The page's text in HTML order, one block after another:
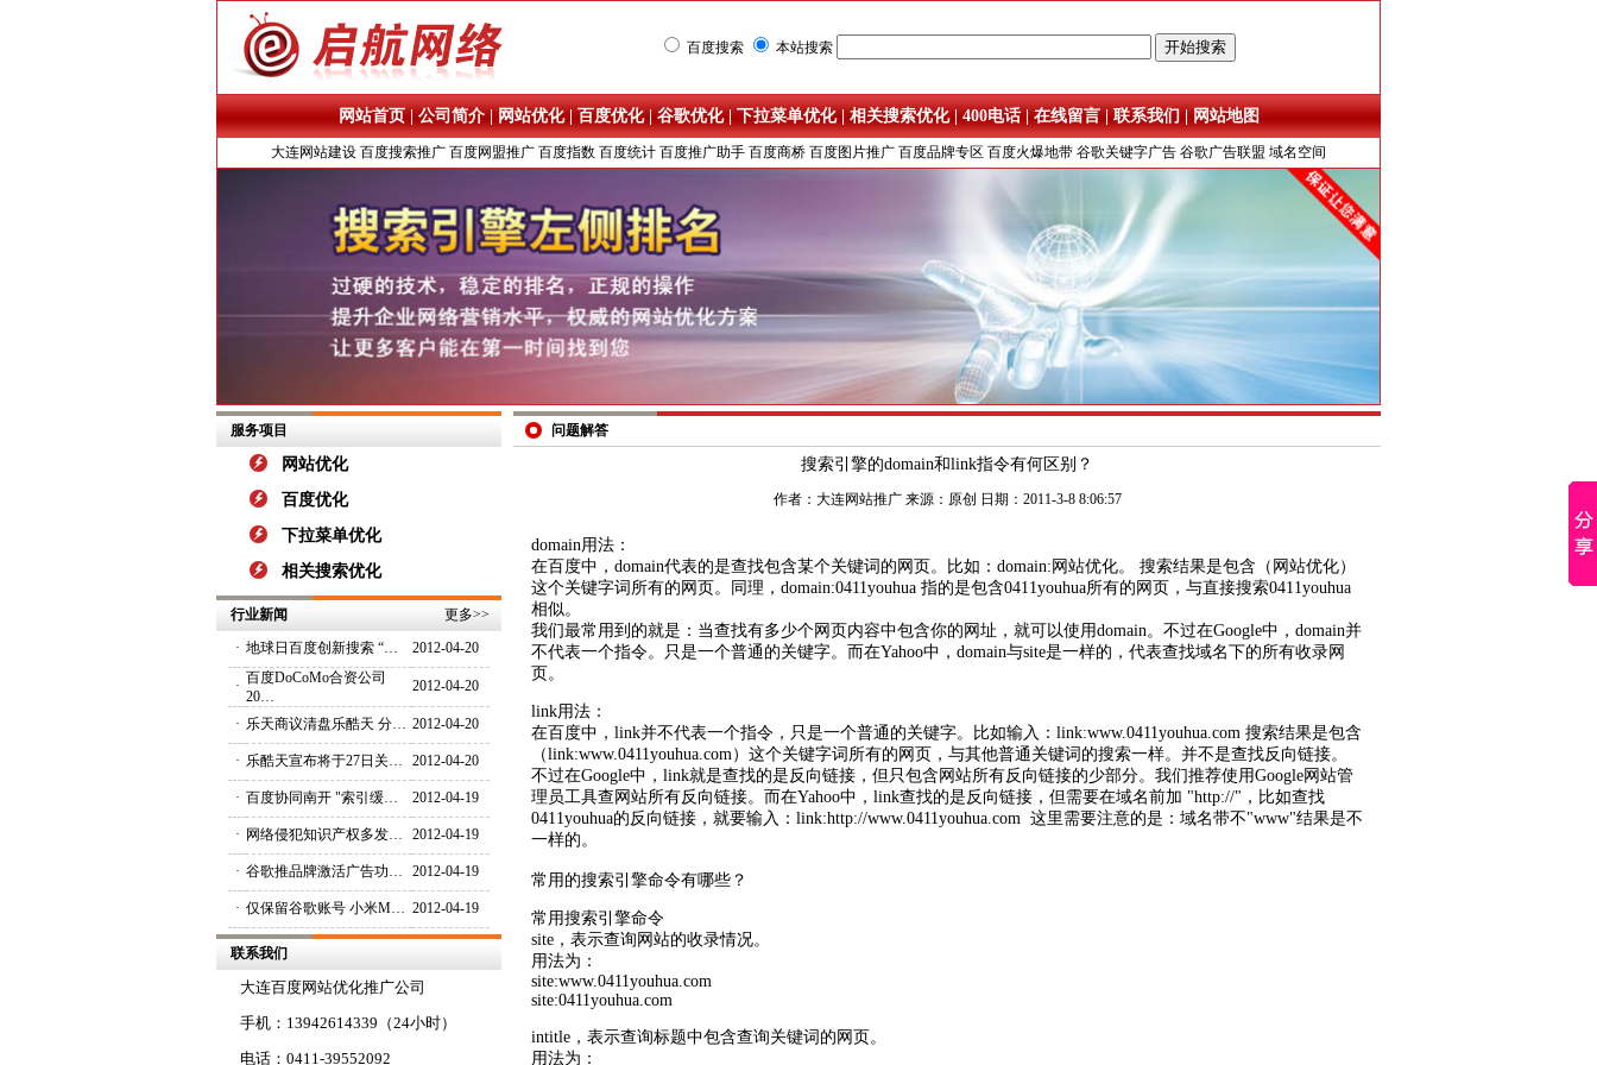
百度搜索 本站搜索
网站首页| 公司简介| 网站优化| 百度优化| 谷歌优化| 下拉菜单优化| 相关搜索优化| 400电话| 在线留言| 联系我们 网站地图
大连网站建设 百度搜索推广 百度网盟推广 百度指数 百度统计 百度推广助手 百度商桥 百度图片推广 百度品牌专区 百度火爆地带 谷歌关键字广告 谷歌广告联盟 域名空间
服务项目
网站优化
百度优化
下拉菜单优化
相关搜索优化
行业新闻 更多>>
· 地球日百度创新搜索 “… 2012-04-20
· 百度DoCoMo合资公司
20…
2012-04-20
· 乐天商议清盘乐酷天 分… 2012-04-20
· 乐酷天宣布将于27日关… 2012-04-20
· 百度协同南开 "索引缓… 2012-04-19
· 网络侵犯知识产权多发… 2012-04-19
· 谷歌推品牌激活广告功… 2012-04-19
· 仅保留谷歌账号 小米M… 2012-04-19
联系我们
大连百度网站优化推广公司
手机：13942614339（24小时）
电话：0411-39552092
问题解答
搜索引擎的domain和link指令有何区别？
作者：大连网站推广 来源：原创 日期：2011-3-8 8:06:57
domain用法：
在百度中， domain代表的是查找包含某个关键词 的网页。比如： domain: 网站优化。 搜索结果是包含（ 网站优化）
这个关键字词所有的网页。同理， domain:0411youhua 指的是包含0411youhua所有的网页，与直接搜索0411youhua
相似。
我们最常用到的就是：当查找有多少个网页内容中包含你的网址，就可以使用domain。不过在Google中， domain并
不代表一个指令。只是一个普通的关键字。而在Yahoo中， domain与site是一样的，代表查找域名下的所有收录网
页。
link用法：
在百度中， link并不代表一个指令，只是一个普通的关键字。比如输入： link:www.0411youhua.com 搜索结果是包含
（link:www.0411youhua.com）这个关键字词所有的网页，与其他普通 关键词 的搜索一样。并不是查找反向链接。
不过在Google中， link就是查找的是反向链接，但只包含网站所有反向链接的少部分。我们推荐使用Google网站管
理员工具查网站所有反向链接。而在Yahoo中， link查找的是反向链接，但需要在域名前加 "http://"，比如查找
0411youhua的反向链接，就要输入： link:http://www.0411youhua.com 这里需要注意的是：域名带不"www"结果是不
一样的。
常用的搜索引擎命令有哪些？
常用搜索引擎命令
site，表示查询网站的收录情况。
用法为：
site:www.0411youhua.com
site:0411youhua.com
intitle，表示查询标题中包含查询关键词 的网页。
用法为：